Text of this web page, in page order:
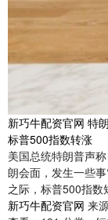
新巧牛配资官网 特
标普500指数转涨
美国总统特朗普声
朗会面，发生一些
之际，标普500指数
新巧牛配资官网 来